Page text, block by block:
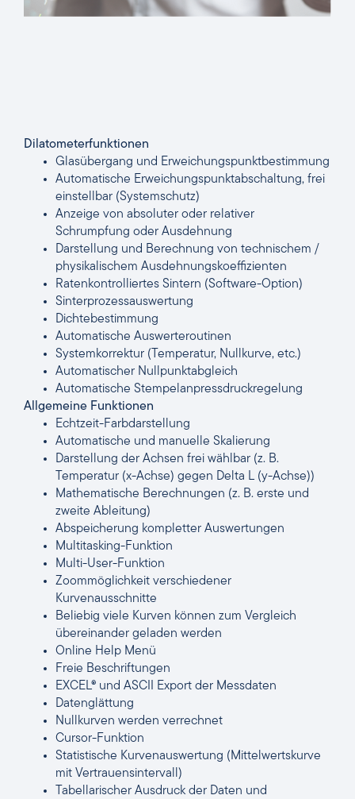
Dilatometerfunktionen
Glasübergang und Erweichungspunktbestimmung
Automatische Erweichungspunktabschaltung, frei
einstellbar (Systemschutz)
Anzeige von absoluter oder relativer
Schrumpfung oder Ausdehnung
Darstellung und Berechnung von technischem /
physikalischem Ausdehnungskoeffizienten
Ratenkontrolliertes Sintern (Software-Option)
Sinterprozessauswertung
Dichtebestimmung
Automatische Auswerteroutinen
Systemkorrektur (Temperatur, Nullkurve, etc.)
Automatischer Nullpunktabgleich
Automatische Stempelanpressdruckregelung
Allgemeine Funktionen
Echtzeit-Farbdarstellung
Automatische und manuelle Skalierung
Darstellung der Achsen frei wählbar (z. B.
Temperatur (x-Achse) gegen Delta L (y-Achse))
Mathematische Berechnungen (z. B. erste und
zweite Ableitung)
Abspeicherung kompletter Auswertungen
Multitasking-Funktion
Multi-User-Funktion
Zoommöglichkeit verschiedener
Kurvenausschnitte
Beliebig viele Kurven können zum Vergleich
übereinander geladen werden
Online Help Menü
Freie Beschriftungen
EXCEL® und ASCII Export der Messdaten
Datenglättung
Nullkurven werden verrechnet
Cursor-Funktion
Statistische Kurvenauswertung (Mittelwertskurve
mit Vertrauensintervall)
Tabellarischer Ausdruck der Daten und